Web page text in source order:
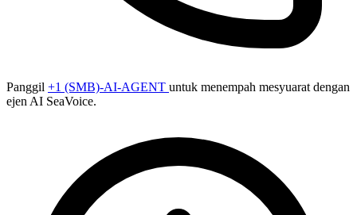
Panggil +1 (SMB)-AI-AGENT untuk menempah mesyuarat dengan
ejen AI SeaVoice.